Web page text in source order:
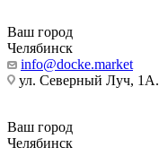
Ваш город
Челябинск
info@docke.market
ул. Северный Луч, 1А.
Ваш город
Челябинск